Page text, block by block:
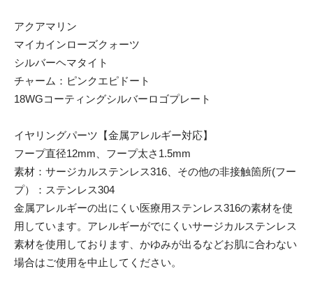
アクアマリン
マイカインローズクォーツ
シルバーヘマタイト
チャーム：ピンクエピドート
18WGコーティングシルバーロゴプレート
イヤリングパーツ【金属アレルギー対応】
フープ直径12mm、フープ太さ1.5mm
素材：サージカルステンレス316、その他の非接触箇所(フー
プ）：ステンレス304
金属アレルギーの出にくい医療用ステンレス316の素材を使
用しています。アレルギーがでにくいサージカルステンレス
素材を使用しております、かゆみが出るなどお肌に合わない
場合はご使用を中止してください。